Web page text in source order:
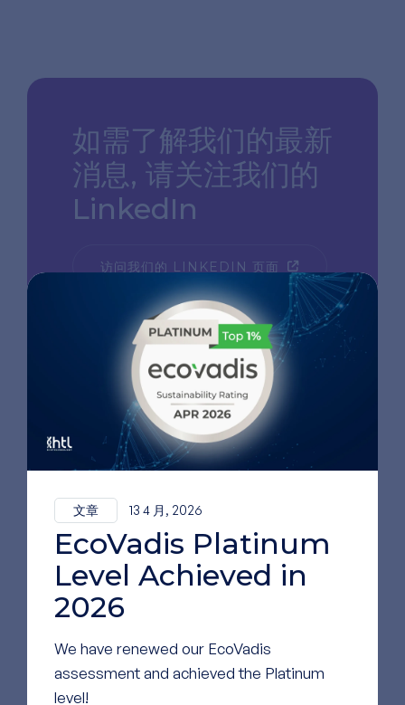
文章 13 4 月, 2026
EcoVadis Platinum
Level Achieved in
2026
We have renewed our EcoVadis
assessment and achieved the Platinum
level!
如需了解我们的最新
消息, 请关注我们的
LinkedIn
访问我们的 LINKEDIN 页面